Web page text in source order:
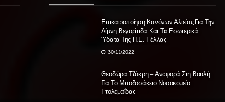
Επικαιροποίηση Κανόνων Αλιείας Για Την
Λίμνη Βεγορίτιδα Και Τα Εσωτερικά
Ύδατα Της Π.Ε. Πέλλας
30/11/2022
Θεοδώρα Τζάκρη – Αναφορά Στη Βουλή
Για Το Μποδοσάκειο Νοσοκομείο
Πτολεμαΐδας